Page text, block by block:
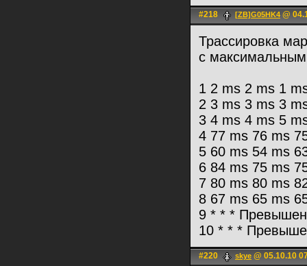
#218 [ZB]G05HK4 @
Трассировка
с
1 2 ms 2 ms 1
2 3 ms 3 ms 3
3 4 ms 4 ms 5
4 77 ms 76 ms
5 60 ms 54 ms
6 84 ms 75 ms
7 80 ms 80 ms
8 67 ms 65 ms
9 * * * Превышен
10 * * *
#220 skye @ 05.10.10